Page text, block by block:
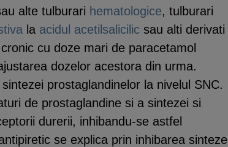
alte tulburari hematologice, tulburari
la acidul acetilsalicilic sau alti derivati
cu doze mari de paracetamol
dozelor acestora din urma.
prostaglandinelor la nivelul SNC.
de prostaglandine si a sintezei si
durerii, inhibandu-se astfel
se explica prin inhibarea